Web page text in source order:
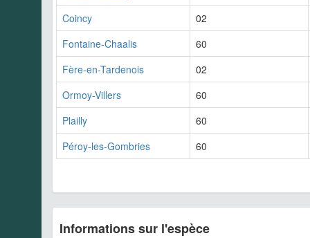
Coincy
02
Fontaine-Chaalis
60
Fère-en-Tardenois
02
Ormoy-Villers
60
Plailly
60
Péroy-les-Gombries
60
Informations sur l'espèce